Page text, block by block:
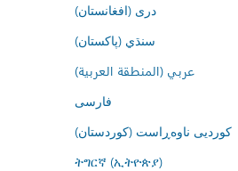
درى (افغانستان)
سنڌي (پاکستان)
عربي (المنطقة العربية)
فارسى
کوردیی ناوەڕاست (کوردستان)
ትግርኛ (ኢትዮጵያ)